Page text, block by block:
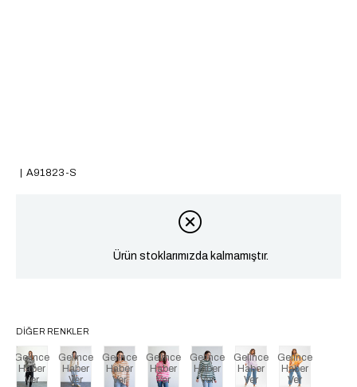
A91823-S
Ürün stoklarımızda kalmamıştır.
DIĞER RENKLER
Gelince
Haber
Ver
Gelince
Haber
Ver
Gelince
Haber
Ver
Gelince
Haber
Ver
Gelince
Haber
Ver
Gelince
Haber
Ver
Gelince
Haber
Ver